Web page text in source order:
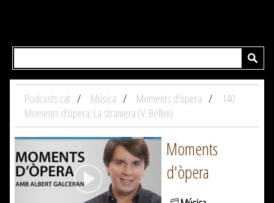
Podcasts.cat Música Moments d'òpera
140
Moments d'òpera: La straniera (V. Bellini)
Moments
d'òpera